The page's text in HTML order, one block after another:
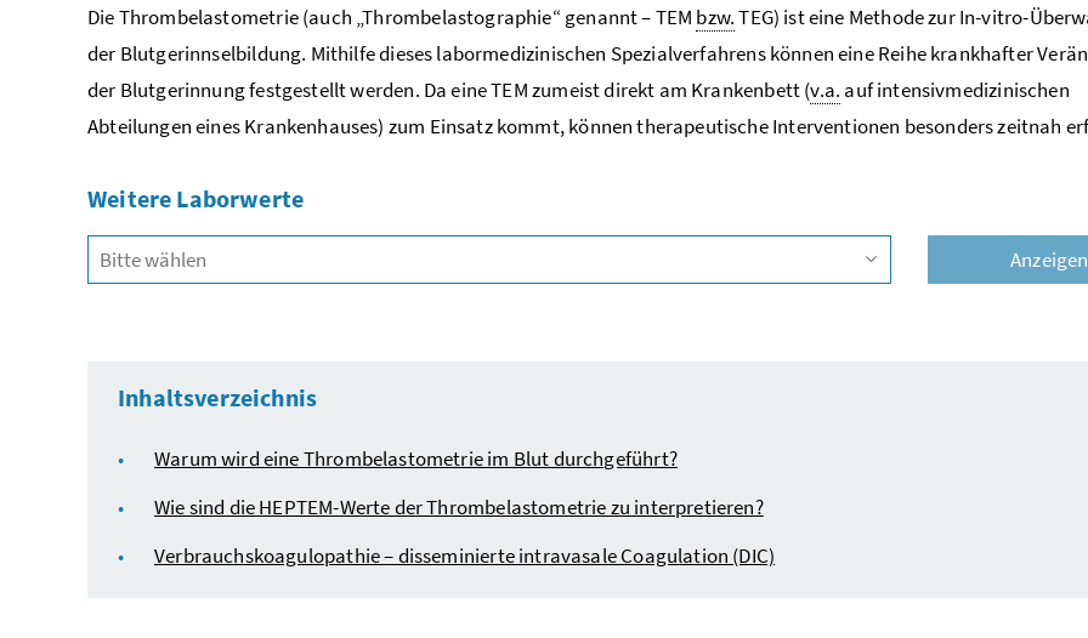
Die Thrombelastometrie (auch „Thrombelastographie“ genannt – TEM bzw.TEG) ist eine Methode zur In-vitro-
der Blutgerinnselbildung. Mithilfe dieses labormedizinischen Spezialverfahrens können eine Reihe krankhafter
der Blutgerinnung festgestellt werden. Da eine TEM zumeist direkt am Krankenbett (v.a. auf intensivmedizinischen
Abteilungen eines Krankenhauses) zum Einsatz kommt, können therapeutische Interventionen besonders zeitnah
Weitere Laborwerte
Anzeigen
Inhaltsverzeichnis
Warum wird eine Thrombelastometrie im Blut durchgeführt?
Wie sind die HEPTEM-Werte der Thrombelastometrie zu interpretieren?
Verbrauchskoagulopathie – disseminierte intravasale Coagulation (DIC)